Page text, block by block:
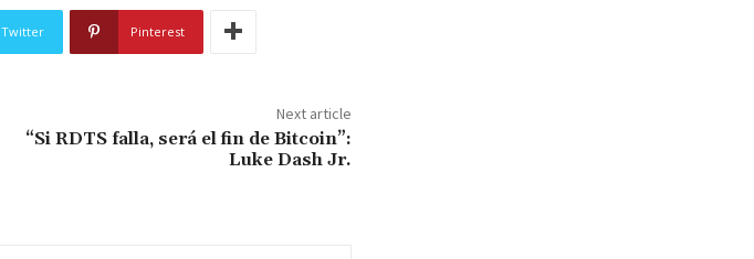
Twitter Pinterest
Next article
“Si RDTS falla, será el fin de Bitcoin”:
Luke Dash Jr.